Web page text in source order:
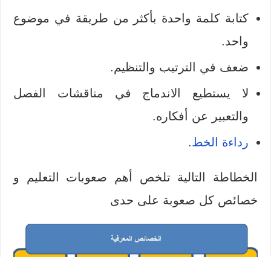
كتابة كلمة واحدة بأكثر من طريقة في موضوع
واحد.
ضعف في الترتيب والتنظيم.
لا يستطيع الاندماج في مناقشات الفصل
والتعبير عن أفكاره.
رداءة الخط.
الخطاطة التالية تلخص أهم صعوبات التعليم و
خصائص كل صعوبة على حدى